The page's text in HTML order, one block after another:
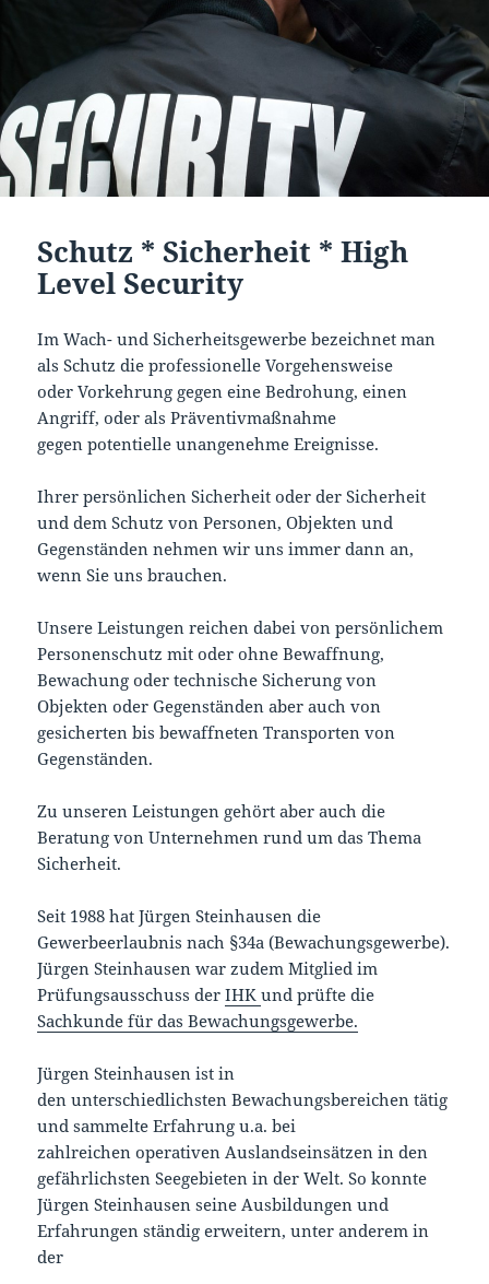
Schutz * Sicherheit * High
Level Security
Im Wach- und Sicherheitsgewerbe bezeichnet man
als Schutz die professionelle Vorgehensweise
oder Vorkehrung gegen eine Bedrohung, einen
Angriff, oder als Präventivmaßnahme
gegen potentielle unangenehme Ereignisse.
Ihrer persönlichen Sicherheit oder der Sicherheit
und dem Schutz von Personen, Objekten und
Gegenständen nehmen wir uns immer dann an,
wenn Sie uns brauchen.
Unsere Leistungen reichen dabei von persönlichem
Personenschutz mit oder ohne Bewaffnung,
Bewachung oder technische Sicherung von
Objekten oder Gegenständen aber auch von
gesicherten bis bewaffneten Transporten von
Gegenständen.
Zu unseren Leistungen gehört aber auch die
Beratung von Unternehmen rund um das Thema
Sicherheit.
Seit 1988 hat Jürgen Steinhausen die
Gewerbeerlaubnis nach §34a (Bewachungsgewerbe).
Jürgen Steinhausen war zudem Mitglied im
Prüfungsausschuss derIHKund prüfte die
Sachkunde für das Bewachungsgewerbe.
Jürgen Steinhausen ist in
den unterschiedlichsten Bewachungsbereichen tätig
und sammelte Erfahrung u.a. bei
zahlreichen operativen Auslandseinsätzen in den
gefährlichsten Seegebieten in der Welt. So konnte
Jürgen Steinhausen seine Ausbildungen und
Erfahrungen ständig erweitern, unter anderem in
der